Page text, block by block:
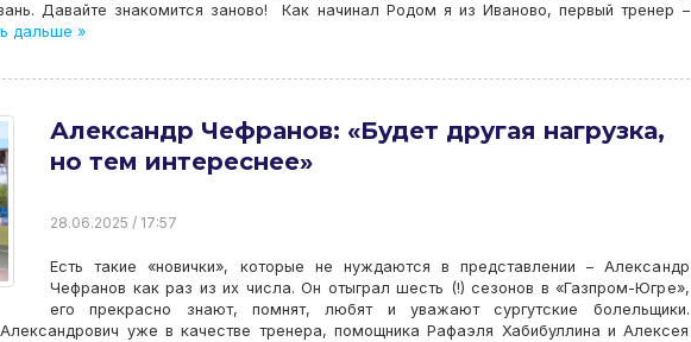
Давайте знакомится заново! Как начинал Родом я из Иваново, первый тренер –
дальше »
Александр Чефранов: «Будет другая нагрузка,
но тем интереснее»
28.06.2025 / 17:57
Есть такие «новички», которые не нуждаются в представлении – Александр
Чефранов как раз из их числа. Он отыграл шесть (!) сезонов в «Газпром-Югре»,
его прекрасно знают, помнят, любят и уважают сургутские болельщики.
уже в качестве тренера, помощника Рафаэля Хабибуллина и Алексея